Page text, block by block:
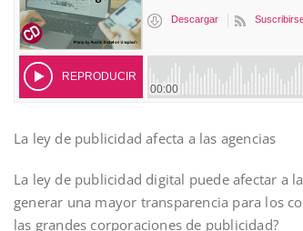
La ley de publicidad afecta a las agencias
La ley de publicidad digital puede afectar a
generar una mayor transparencia para los
las grandes corporaciones de publicidad?